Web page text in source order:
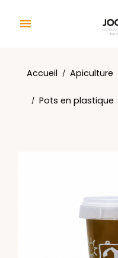

Accueil Apiculture
Pots en plastique
Panneau de gestion des